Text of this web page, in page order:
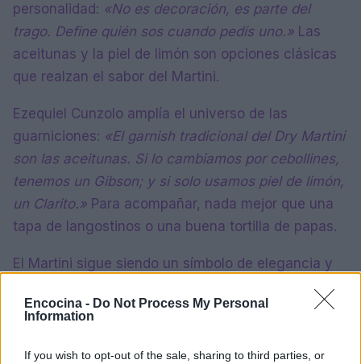
Encocina - Do Not Process My Personal
Information
If you wish to opt-out of the sale, sharing to third parties, or
personalidad: «No es decoración, es parte del
trago. Define quién sos cuando pedís uno.» Las
aceitunas y la piel de limón son opciones clásicas
que realzan el sabor del Martini.
Ezequiel Cunzolo amplía el universo de las
guarniciones: «El garnish tradicional del Dry Martini
son las aceitunas. Si lo cambiamos por cebollines,
tenemos un Gibson; y si solo usamos piel de limón,
un Clarito.» Para acompañar, nada mejor que una
tapa de langostinos o una buena tortilla de papas.
El Martini sigue siendo un símbolo de elegancia y
sofisticación, y cada bartender aporta su toque
único para reinventar este clásico. Desde las
creativas, el Martini sigue inspirando a nuevas